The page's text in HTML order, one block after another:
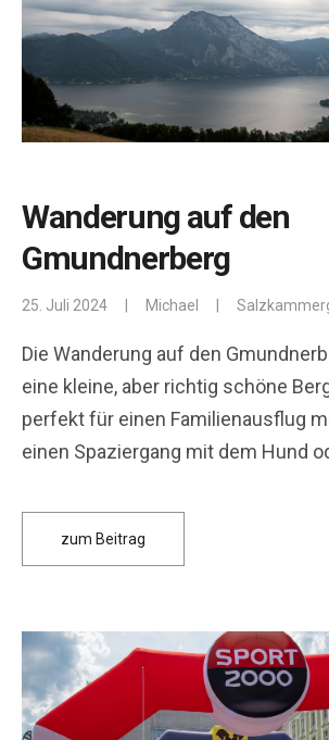
Wanderung auf den
Gmundnerberg
25. Juli 2024 Michael
Die Wanderung auf den
eine kleine, aber richtig schöne
perfekt für einen Familienausflug
einen Spaziergang mit dem Hund
zum Beitrag